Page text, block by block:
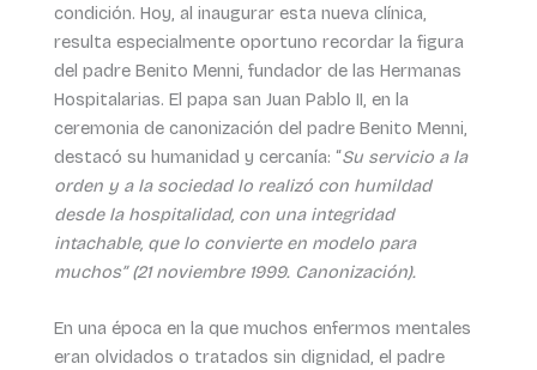
condición. Hoy, al inaugurar esta nueva clínica,
resulta especialmente oportuno recordar la figura
del padre Benito Menni, fundador de las Hermanas
Hospitalarias. El papa san Juan Pablo II, en la
ceremonia de canonización del padre Benito Menni,
destacó su humanidad y cercanía: “Su servicio a la
orden y a la sociedad lo realizó con humildad
desde la hospitalidad, con una integridad
intachable, que lo convierte en modelo para
muchos” (21 noviembre 1999. Canonización).
En una época en la que muchos enfermos mentales
eran olvidados o tratados sin dignidad, el padre